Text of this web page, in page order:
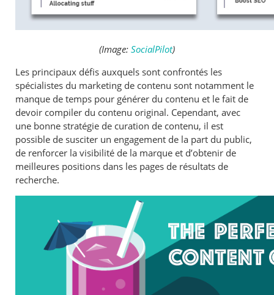
(Image: SocialPilot)
Les principaux défis auxquels sont confrontés les
spécialistes du marketing de contenu sont notamment le
manque de temps pour générer du contenu et le fait de
devoir compiler du contenu original. Cependant, avec
une bonne stratégie de curation de contenu, il est
possible de susciter un engagement de la part du public,
de renforcer la visibilité de la marque et d’obtenir de
meilleures positions dans les pages de résultats de
recherche.